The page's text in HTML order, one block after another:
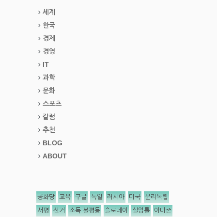
세계
한국
경제
경영
IT
과학
문화
스포츠
칼럼
추천
BLOG
ABOUT
공화당 교육 구글 독일 러시아 미국 분리독립
서평 선거 소득 불평등 슬로데이 실업률 아마존